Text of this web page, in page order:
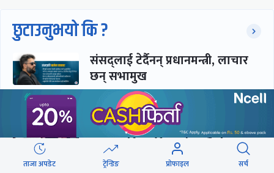
छुटाउनुभयो कि ?
संसद्लाई टेर्दैनन् प्रधानमन्त्री, लाचार
छन् सभामुख
‘अस्थायी प्रकृतिको अध्यादेशले ऐनको
व्यवस्था विस्थापित गर्न सक्दैन’
ताजा अपडेट ट्रेन्डिङ प्रोफाइल सर्च